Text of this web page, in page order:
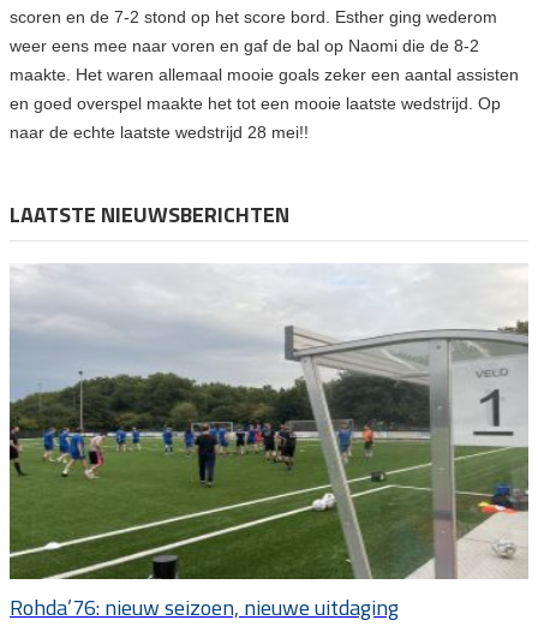
scoren en de 7-2 stond op het score bord. Esther ging wederom
weer eens mee naar voren en gaf de bal op Naomi die de 8-2
maakte. Het waren allemaal mooie goals zeker een aantal assisten
en goed overspel maakte het tot een mooie laatste wedstrijd. Op
naar de echte laatste wedstrijd 28 mei!!
LAATSTE NIEUWSBERICHTEN
Rohda’76: nieuw seizoen, nieuwe uitdaging